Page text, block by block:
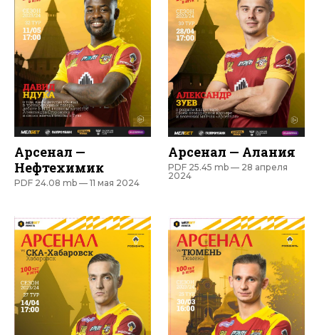
Арсенал —
Нефтехимик
PDF 24.08 mb — 11 мая 2024
Арсенал — Алания
PDF 25.45 mb — 28 апреля
2024